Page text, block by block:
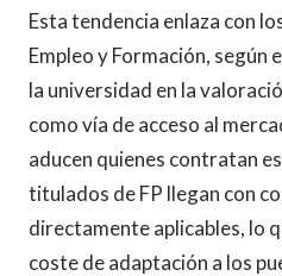
Esta tendencia enlaza con
Empleo y Formación, según
la universidad en la
como vía de acceso al
aducen quienes contratan
titulados de FP llegan con
directamente aplicables, lo
coste de adaptación a los